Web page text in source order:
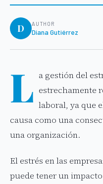
D AUTHOR
Diana Gutiérrez
L a gestión del
estrechamente
laboral, ya que
causa como una
una organización.
El estrés en las
puede tener un